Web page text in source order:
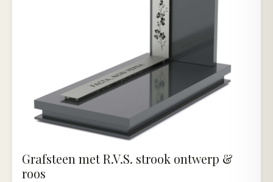
Grafsteen met R.V.S. strook ontwerp &
roos